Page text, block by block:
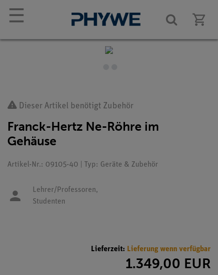
☰
Dieser Artikel benötigt Zubehör
Franck-Hertz Ne-Röhre im
Gehäuse
Artikel-Nr.: 09105-40 | Typ: Geräte & Zubehör
Lehrer/Professoren,
Studenten
Lieferzeit: Lieferung wenn verfügbar
1.349,00 EUR